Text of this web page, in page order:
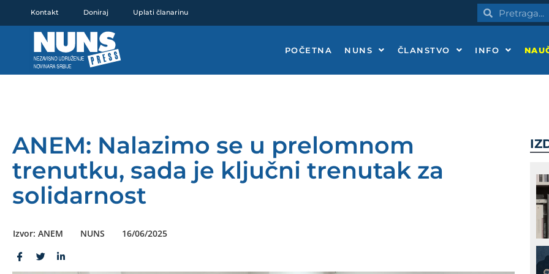
Kontakt Doniraj Uplati članarinu PretragaPretraga
POČETNA NUNS ČLANSTVO INFO
ANEM: Nalazimo se u prelomnom
trenutku, sada je ključni trenutak za
solidarnost
Izvor: ANEM NUNS 16/06/2025